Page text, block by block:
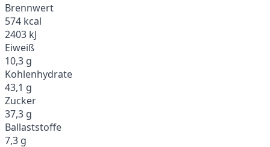
Brennwert
574 kcal
2403 kJ
Eiweiß
10,3 g
Kohlenhydrate
43,1 g
Zucker
37,3 g
Ballaststoffe
7,3 g